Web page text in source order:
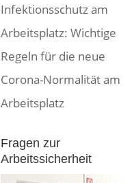
Infektionsschutz am
Arbeitsplatz: Wichtige
Regeln für die neue
Corona-Normalität am
Arbeitsplatz
Fragen zur
Arbeitssicherheit